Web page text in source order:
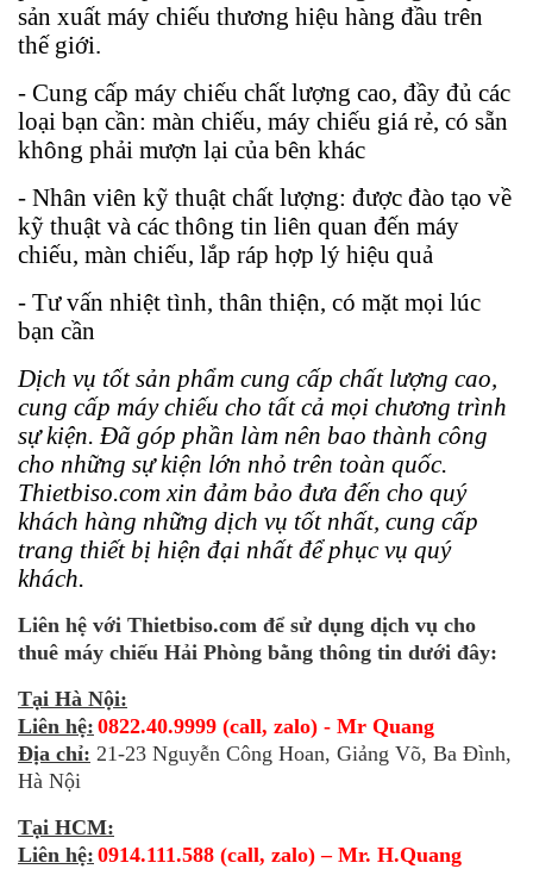
sản xuất máy chiếu thương hiệu hàng đầu trên
thế giới.
- Cung cấp máy chiếu chất lượng cao, đầy đủ các
loại bạn cần: màn chiếu, máy chiếu giá rẻ, có sẵn
không phải mượn lại của bên khác
- Nhân viên kỹ thuật chất lượng: được đào tạo về
kỹ thuật và các thông tin liên quan đến máy
chiếu, màn chiếu, lắp ráp hợp lý hiệu quả
- Tư vấn nhiệt tình, thân thiện, có mặt mọi lúc
bạn cần
Dịch vụ tốt sản phẩm cung cấp chất lượng cao,
cung cấp máy chiếu cho tất cả mọi chương trình
sự kiện. Đã góp phần làm nên bao thành công
cho những sự kiện lớn nhỏ trên toàn quốc.
Thietbiso.com xin đảm bảo đưa đến cho quý
khách hàng những dịch vụ tốt nhất, cung cấp
trang thiết bị hiện đại nhất để phục vụ quý
khách.
Liên hệ với Thietbiso.com để sử dụng dịch vụ cho
thuê máy chiếu Hải Phòng bằng thông tin dưới đây:
Tại Hà Nội:
Liên hệ: 0822.40.9999 (call, zalo) - Mr Quang
Địa chỉ: 21-23 Nguyễn Công Hoan, Giảng Võ, Ba Đình,
Hà Nội
Tại HCM:
Liên hệ: 0914.111.588 (call, zalo) – Mr. H.Quang